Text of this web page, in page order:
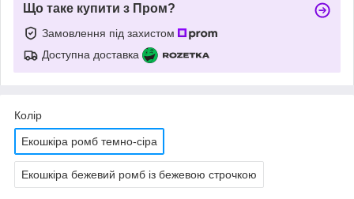
Що таке купити з Пром?
Замовлення під захистом
Доступна доставка
Колір
Екошкіра ромб темно-сіра
Екошкіра бежевий ромб із бежевою строчкою